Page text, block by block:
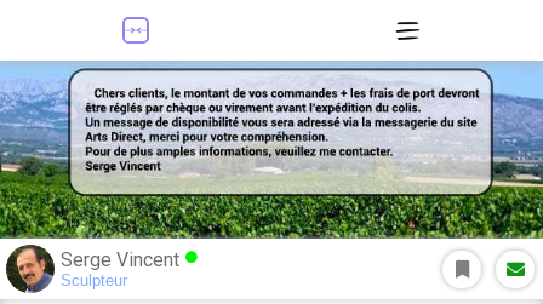
Serge Vincent
Sculpteur